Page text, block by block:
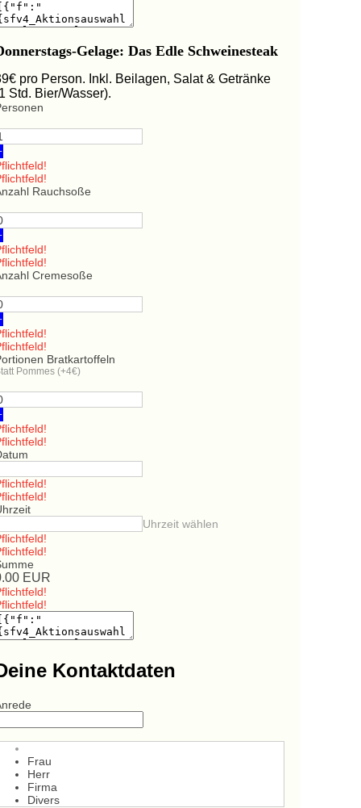
Gelage: Das Edle Schweinesteak
pro Person. Inkl. Beilagen, Salat & Getränke
Std. Bier/Wasser).
Rauchsoße
Cremesoße
Bratkartoffeln
Pommes (+4€)
Uhrzeit wählen
EUR
Kontaktdaten
Frau
Herr
Firma
Divers